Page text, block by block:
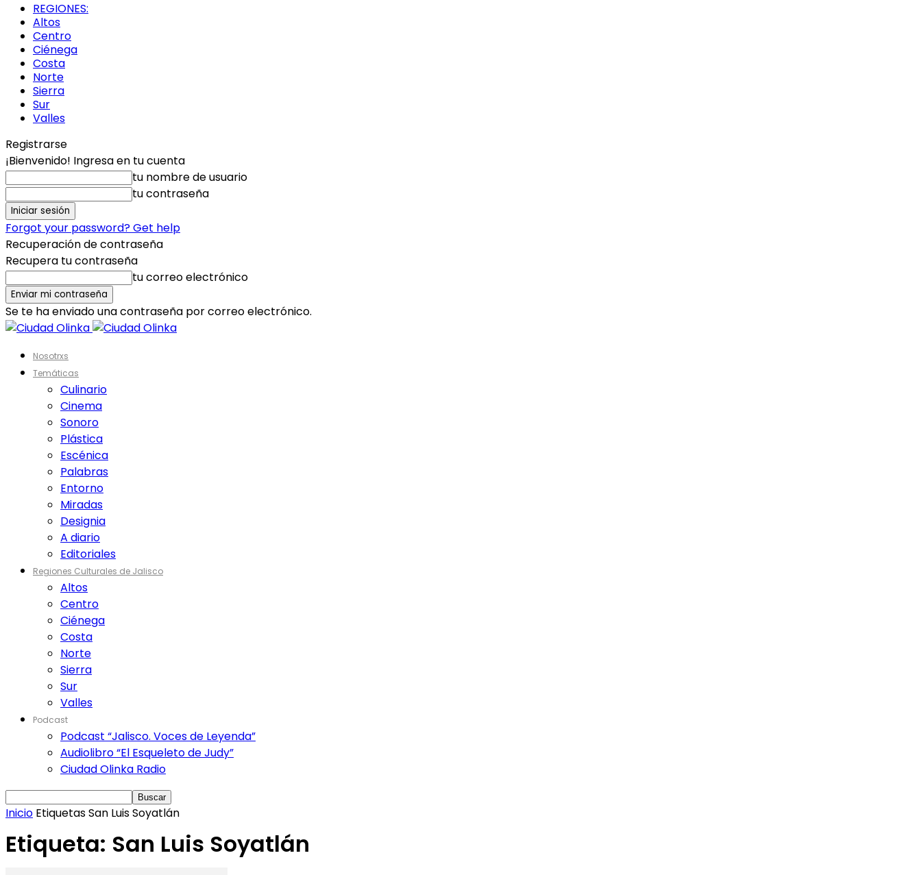
REGIONES:
Altos
Centro
Ciénega
Costa
Norte
Sierra
Sur
Valles
Registrarse
¡Bienvenido! Ingresa en tu cuenta
tu nombre de usuario
tu contraseña
Forgot your password? Get help
Recuperación de contraseña
Recupera tu contraseña
tu correo electrónico
Se te ha enviado una contraseña por correo electrónico.
Nosotrxs
Temáticas
Culinario
Cinema
Sonoro
Plástica
Escénica
Palabras
Entorno
Miradas
Designia
A diario
Editoriales
Regiones Culturales de Jalisco
Altos
Centro
Ciénega
Costa
Norte
Sierra
Sur
Valles
Podcast
Podcast “Jalisco. Voces de Leyenda”
Audiolibro “El Esqueleto de Judy”
Ciudad Olinka Radio
Inicio EtiquetasSan Luis Soyatlán
Etiqueta: San Luis Soyatlán